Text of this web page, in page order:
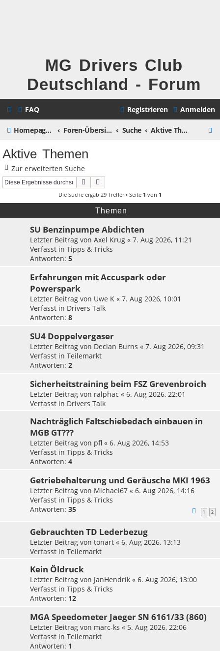
MG Drivers Club
Deutschland - Forum
FAQ Anmelden
Registrieren
Homepage MG Drivers Club Deutschland Foren-Übersicht Suche Aktive Themen
Aktive Themen
Zur erweiterten Suche
Suche
Die Suche ergab 29 Treffer • Seite 1 von 1
Themen
SU Benzinpumpe Abdichten
Letzter Beitrag von Axel Krug « 7. Aug 2026, 11:21
Verfasst in Tipps & Tricks
Antworten: 5
Erfahrungen mit Accuspark oder
Powerspark
Letzter Beitrag von Uwe K « 7. Aug 2026, 10:01
Verfasst in Drivers Talk
Antworten: 8
SU4 Doppelvergaser
Letzter Beitrag von Declan Burns « 7. Aug 2026, 09:31
Verfasst in Teilemarkt
Antworten: 2
Sicherheitstraining beim FSZ Grevenbroich
Letzter Beitrag von ralphac « 6. Aug 2026, 22:01
Verfasst in Drivers Talk
Nachträglich Faltschiebedach einbauen in
MGB GT???
Letzter Beitrag von pfl « 6. Aug 2026, 14:53
Verfasst in Tipps & Tricks
Antworten: 4
Getriebehalterung und Geräusche MKI 1963
Letzter Beitrag von Michael67 « 6. Aug 2026, 14:16
Verfasst in Tipps & Tricks
Antworten: 35 1 2
Gebrauchten TD Lederbezug
Letzter Beitrag von tonart « 6. Aug 2026, 13:13
Verfasst in Teilemarkt
Kein Öldruck
Letzter Beitrag von JanHendrik « 6. Aug 2026, 13:00
Verfasst in Tipps & Tricks
Antworten: 12
MGA Speedometer Jaeger SN 6161/33 (860)
Letzter Beitrag von marc-ks « 5. Aug 2026, 22:06
Verfasst in Teilemarkt
Antworten: 1